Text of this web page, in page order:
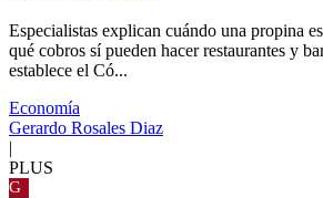
Especialistas explican cuándo una propina
qué cobros sí pueden hacer restaurantes y
establece el Có...
Economía
Gerardo Rosales Diaz
PLUS
G